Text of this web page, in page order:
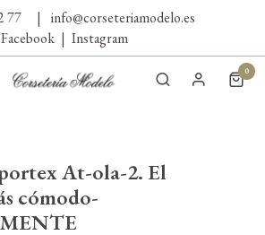
77 |
info@corseteriamodelo.es
Facebook | Instagram
0
At-ola-2. El
cómodo-